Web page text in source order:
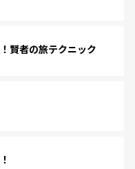
賢者の旅テクニック